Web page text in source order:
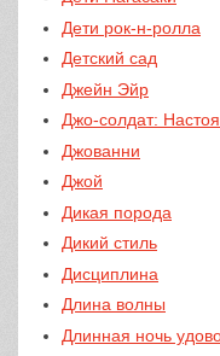
Дети рок-н-ролла
Детский сад
Джейн Эйр
Джо-солдат:
Джованни
Джой
Дикая порода
Дикий стиль
Дисциплина
Длина волны
Длинная ночь